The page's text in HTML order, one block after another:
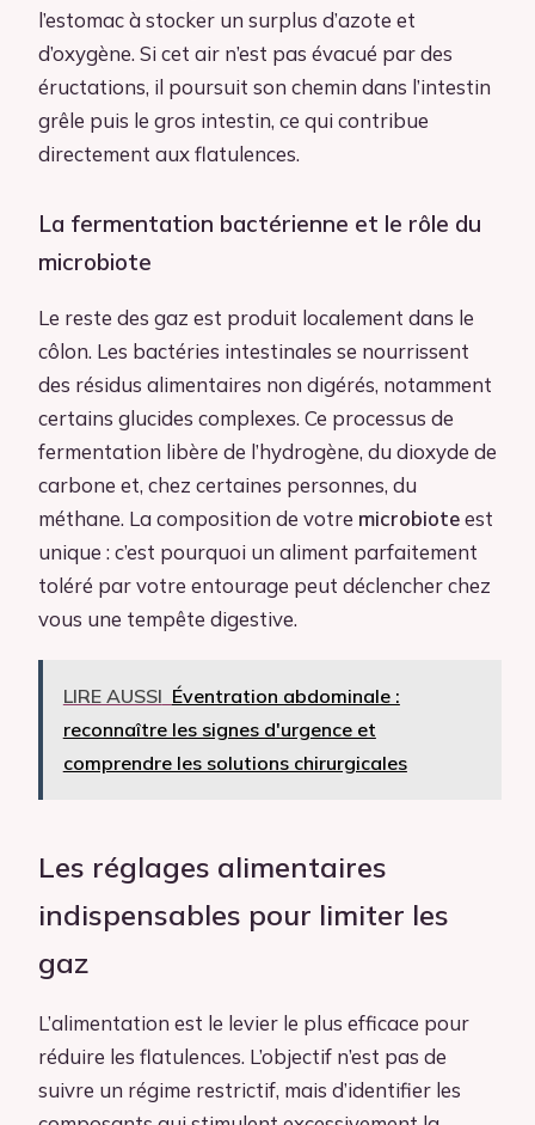
l’estomac à stocker un surplus d’azote et
d’oxygène. Si cet air n’est pas évacué par des
éructations, il poursuit son chemin dans l’intestin
grêle puis le gros intestin, ce qui contribue
directement aux flatulences.
La fermentation bactérienne et le rôle du
microbiote
Le reste des gaz est produit localement dans le
côlon. Les bactéries intestinales se nourrissent
des résidus alimentaires non digérés, notamment
certains glucides complexes. Ce processus de
fermentation libère de l’hydrogène, du dioxyde de
carbone et, chez certaines personnes, du
méthane. La composition de votre microbioteest
unique : c’est pourquoi un aliment parfaitement
toléré par votre entourage peut déclencher chez
vous une tempête digestive.
LIRE AUSSI Éventration abdominale :
reconnaître les signes d'urgence et
comprendre les solutions chirurgicales
Les réglages alimentaires
indispensables pour limiter les
gaz
L’alimentation est le levier le plus efficace pour
réduire les flatulences. L’objectif n’est pas de
suivre un régime restrictif, mais d’identifier les